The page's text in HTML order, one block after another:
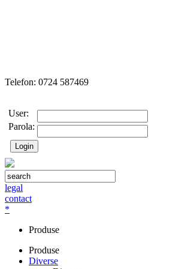
Telefon: 0724 587469
User:
Parola:
legal
contact
*
Produse
Produse
Diverse